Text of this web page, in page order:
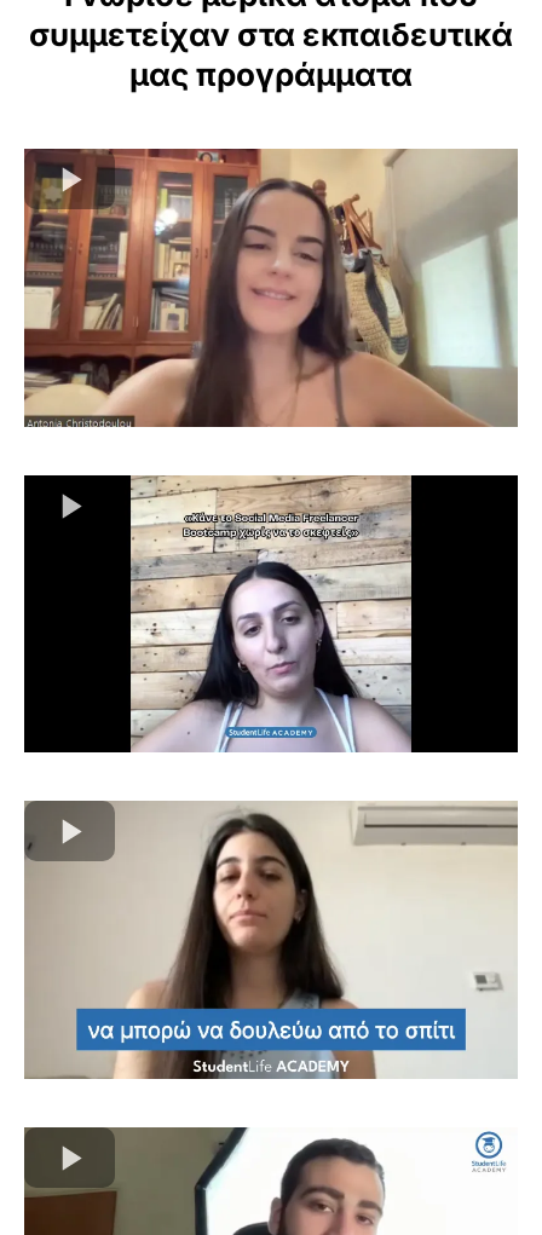
συμμετείχαν στα εκπαιδευτικά
μας προγράμματα